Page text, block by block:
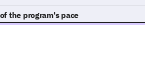
the program's pace